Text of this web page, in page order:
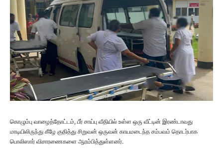
கொழும்பு வாழைத்தோட்டம், பீர் சாய்பு வீதியில் உள்ள ஒரு வீட்டின் இரண்டாவது
மாடியிலிருந்து கீழே குதித்து சிறுவன் ஒருவன் காயமடைந்த சம்பவம் தொடர்பாக
பொலிஸார் விசாரணைகளை ஆரம்பித்துள்ளனர்.